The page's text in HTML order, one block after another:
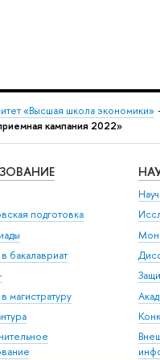
«Высшая школа экономики»
кампания 2022»
подготовка
бакалавриат
магистратуру